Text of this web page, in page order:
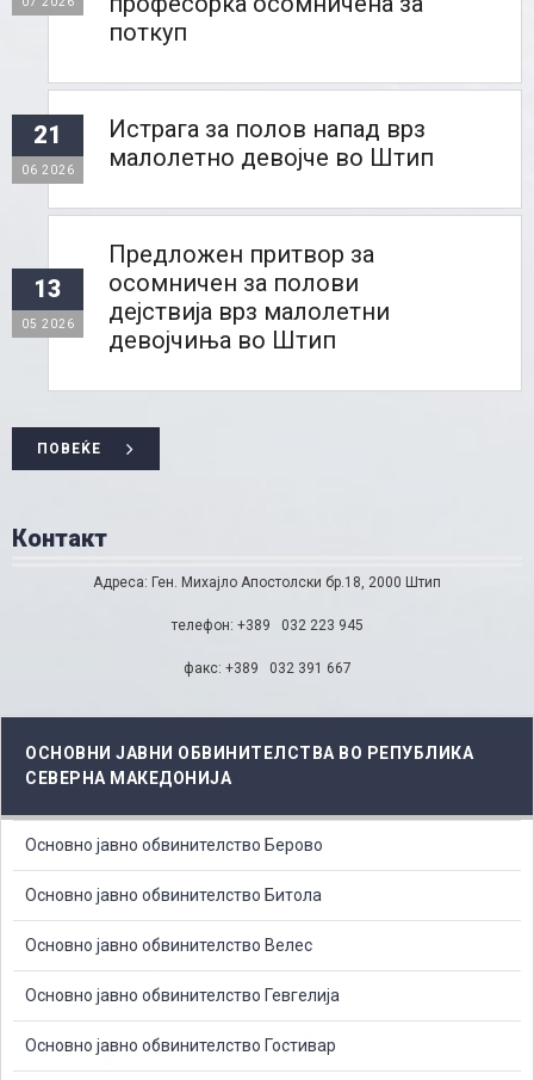
поткуп
21
06 2026
Истрага за полов напад врз
малолетно девојче во Штип
13
05 2026
Предложен притвор за
осомничен за полови
дејствија врз малолетни
девојчиња во Штип
ПОВЕЌЕ
Контакт
Адреса: Ген. Михајло Апостолски бр.18, 2000 Штип
телефон: +389 032 223 945
факс: +389 032 391 667
ОСНОВНИ ЈАВНИ ОБВИНИТЕЛСТВА ВО РЕПУБЛИКА
СЕВЕРНА МАКЕДОНИЈА
Основно јавно обвинителство Берово
Основно јавно обвинителство Битола
Основно јавно обвинителство Велес
Основно јавно обвинителство Гевгелија
Основно јавно обвинителство Гостивар